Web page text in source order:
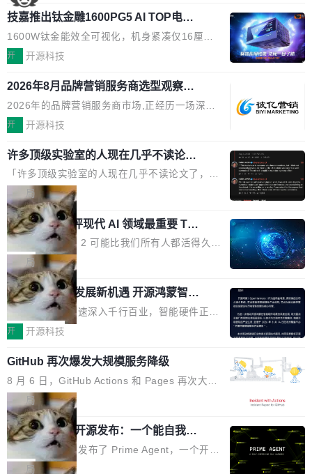
问得好。 因为我自己也是从用户变成开发者的。
现有产品的天花板 我用过不少 AI 浏览器插件。
刚开始觉得都挺好——选中一段文字，弹出解
要。但用久了你会发现，它们本质上都是同一类
东西：一个带网页上下文的聊天框。 它们能读取
页面的文本，然后把文本丢给大模型，再返回一
段回答。仅此而已。 这当然有用，但总觉得差点
意思。比如我在一个后台管理系统里，需要填50
个表单字段，每个字段还有联动逻辑；比如我
想...
技嘉推出钛金雕1600PG5 AI TOP电
源：为发烧级主机与本地AI算力打造旗
舰供电方案
1600W钛金能效全可视化，机身紧凑仅16厘米
继2026台北电脑展首度亮相后，技嘉科技近日正
电源专为发烧级DIY主机与本地AI算力平台打
造，整机长度仅16厘米，提供1600W额定功率
与80PLUS钛金能效；支持ATX 3.1与PCIe 5.1
规范，结合服务器级元件、完善供电线材与内置
实时LCD监控屏，可充分满足当下高阶PC主机
的严苛使用需求。 澎湃功率，紧凑机身 钛金雕1
600PG5 AI TOP具备强悍输出功率，同时实现
机身尺寸大幅精简。整机长度仅16厘米，属于同
功率段机身尺寸十分紧凑的1600W电源产品。小
巧机身有效提升市面主流标准A...
开 开源科技
2026年8月品牌营销服务商选型观察：
从流量思维到品牌资产思维的范式转移
2026年的品牌营销服务商市场,正经历一场深刻
的价值重构。全球全案品牌代理机构市场从2025
复合增长率达5.44%,预计2032年将突破120亿美
元。数字广告与公共关系相关服务市场更是从20
25年的8463亿美元扩张至2026年的8763亿美
元。数字的背后是一个清晰的事实——品牌对专
业化营销服务的需求从未如此迫切。 但市场扩容
的同时,服务商的竞争逻辑正在改变。2026年Top
Agency年度合辑的观察指出,“产品”这个离消费
者最近的载体,在整个品牌营销层面的权重显著变
高了。全域营销服务商的竞争正在从规模转向深
度,案例厚度、全域覆盖、多线协同...
开 开源科技
许多顶级实验室的人现在几乎不读论文
了
「许多顶级实验室的人现在几乎不读论文了，而
且他们认为 ICLR/ICML/NeurIPS 充斥着大量过
度宣传和欺诈。」 OpenAI 研究员 Keller Jorda
n 这条推文引发了广泛讨论。他不是在说风凉
话，他是说出了一个圈内人尽皆知但很少公开捅
破的事实。 Jordan 随后补充了一句软化声明：
「我不认为这些会议上大部分论文都在过度宣传
或造假。问题是，作为读者，如果你筛选出那些
看起来最令人兴奋的论文，那它们大部分都是过
度宣传的。」 这才是真正的痛点。不是所有论文
都有问题，是最吸引眼球的那批论文最有问题。
他引用的帖子来自 Mathew Shen，一位 ICLR 2
026 的读者：「看了篇 ...
局
xAI 前工程师评现代 AI 领域最重要 Top
3 开源项目
Flash Attention 2 可能比我们所有人都活得久。
这句话不是来自某个技术博客，而是出自 Hieu
Pham 的一条推文。Hieu Pham 是谁？他是 xAI
的早期工程师之一，在 Grok 训练基础设施团队
工作过。近日他在 X 上发了一条帖子，列出了他
认为现代 AI 领域最重要的三个开源项目。 第一
理由很具体。FA 系列不需要解释，但 FA2 是他
认为最重要的一个——复杂度恰到好处，刚好能
驱动你去学 CuTe，但还没被那些"邪恶的" Hopp
er++ 优化所淹没，足够容易修改和适配。 更关
键的是 FA2 的持久性...
局
共商智能硬件发展新机遇 开源鸿蒙智能
硬件开发者日杭州站即将举行
随着万物智联加速深入千行百业，智能硬件正从
单点设备迈向智能化、网联化、协同化发展。作
鸿蒙通过统一技术底座和分布式能力，为不同类
型智能设备的开发、连接与互联提供关键支撑，
也为产业链企业探索产品创新与商业增长打开新
的空间。 8月14日，开源鸿蒙智能硬件开发者日
（OHDD：OpenHarmony Hardware Develope
r Day）将在杭州启航。活动面向智能硬件产业
链企业和开发者，邀请行业专家与资深技术顾
开 开源科技
GitHub 再次爆发大规模服务降级
8 月 6 日，GitHub Actions 和 Pages 再次大规
模服务降级，Actions 完全不可用超过 5 小时，
webhook 停发，连自托管 runner 也因调度层故
障无法工作。Pages、Copilot code review、C
opilot coding agent 全部受影响。从检测到完全
恢复，大约 12 小时。 这是 2026 年 8 月的第六
局
Prime Agent 开源发布：一个能自我改
进的编程 Agent，ARC-AGI 3 超越人类
专家基线
Prime Intellect 发布了 Prime Agent，一个开源
的编程 Agent Harness，核心设计围绕两个抽
局